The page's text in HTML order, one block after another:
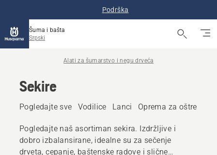
Podrška
Šuma i bašta
Srpski
Alati za šumarstvo i negu drveća
Sekire
Pogledajte sve Vodilice Lanci Oprema za oštrenje
Pogledajte naš asortiman sekira. Izdržljive i
dobro izbalansirane, idealne su za sečenje
drveta, cepanje, baštenske radove i slične